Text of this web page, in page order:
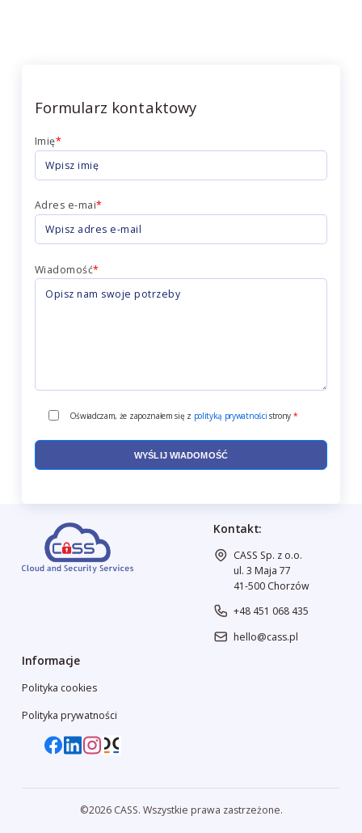
Formularz kontaktowy
Imię*
Adres e-mai*
Wiadomość*
Oświadczam, że zapoznałem się z polityką prywatności strony *
Kontakt:
CASS Sp. z o.o.
ul. 3 Maja 77
41-500 Chorzów
+48 451 068 435
hello@cass.pl
Informacje
Polityka cookies
Polityka prywatności
©2026 CASS. Wszystkie prawa zastrzeżone.